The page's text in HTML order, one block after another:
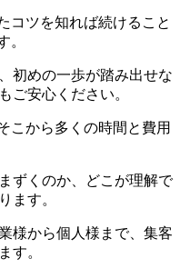
コツを知れば続けること
。
初めの一歩が踏み出せな
ご安心ください。
こから多くの時間と費用
ずくのか、どこが理解で
ます。
様から個人様まで、集客
す。